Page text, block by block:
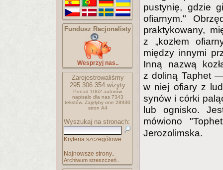
Fundusz Racjonalisty
Wesprzyj nas..
Zarejestrowaliśmy
295.306.354 wizyty
Ponad 1062 autorów
napisało dla nas 7343
tekstów. Zajęłyby one 28930
stron A4
Wyszukaj na stronach:
Kryteria szczegółowe
Najnowsze strony..
Archiwum streszczeń..
pustynię, gdzie
ofiarnym."
praktykowany,
z „kozłem
między innymi
Inną nazwą
z doliną Taphet
w niej ofiary z
synów i córki
lub ognisko.
mówiono
Jerozolimska.